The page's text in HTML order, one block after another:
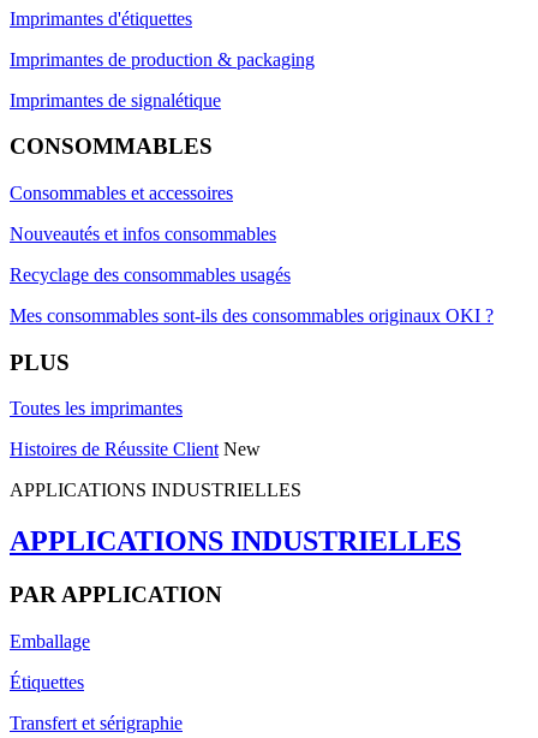
Imprimantes d'étiquettes
Imprimantes de production & packaging
Imprimantes de signalétique
CONSOMMABLES
Consommables et accessoires
Nouveautés et infos consommables
Recyclage des consommables usagés
Mes consommables sont-ils des consommables originaux OKI ?
PLUS
Toutes les imprimantes
Histoires de Réussite Client New
APPLICATIONS INDUSTRIELLES
APPLICATIONS INDUSTRIELLES
PAR APPLICATION
Emballage
Étiquettes
Transfert et sérigraphie